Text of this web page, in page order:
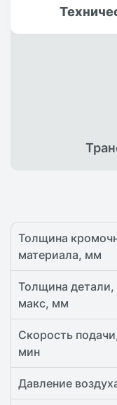
Толщина
материала, мм
Толщина
макс, мм
Скорость
мин
Давление